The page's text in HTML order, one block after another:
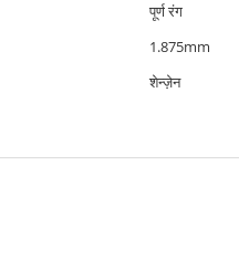
पूर्ण रंग
1.875mm
शेन्ज़ेन